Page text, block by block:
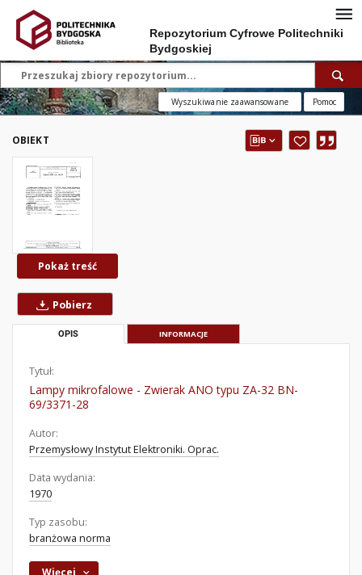
Repozytorium Cyfrowe Politechniki
Bydgoskiej
Wyszukiwanie zaawansowane Pomoc
OBIEKT
Pokaż treść
Pobierz
OPIS INFORMACJE
Tytuł:
Lampy mikrofalowe - Zwierak ANO typu ZA-32 BN-
69/3371-28
Autor:
Przemysłowy Instytut Elektroniki. Oprac.
Data wydania:
1970
Typ zasobu:
branżowa norma
Więcej